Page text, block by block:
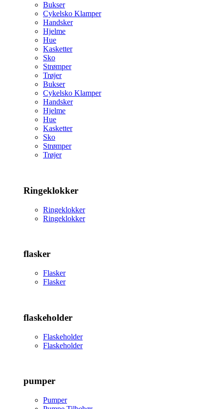
Bukser
Cykelsko Klamper
Handsker
Hjelme
Hue
Kasketter
Sko
Strømper
Trøjer
Bukser
Cykelsko Klamper
Handsker
Hjelme
Hue
Kasketter
Sko
Strømper
Trøjer
Ringeklokker
Ringeklokker
Ringeklokker
flasker
Flasker
Flasker
flaskeholder
Flaskeholder
Flaskeholder
pumper
Pumper